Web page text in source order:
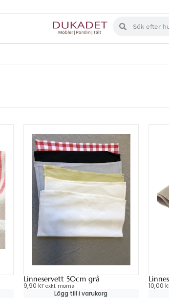
Linneservett 50cm grå
9,90kr exkl. moms
Lägg till i varukorg
10,00